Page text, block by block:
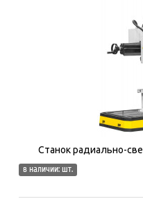
Станок радиально-
в наличии: шт.